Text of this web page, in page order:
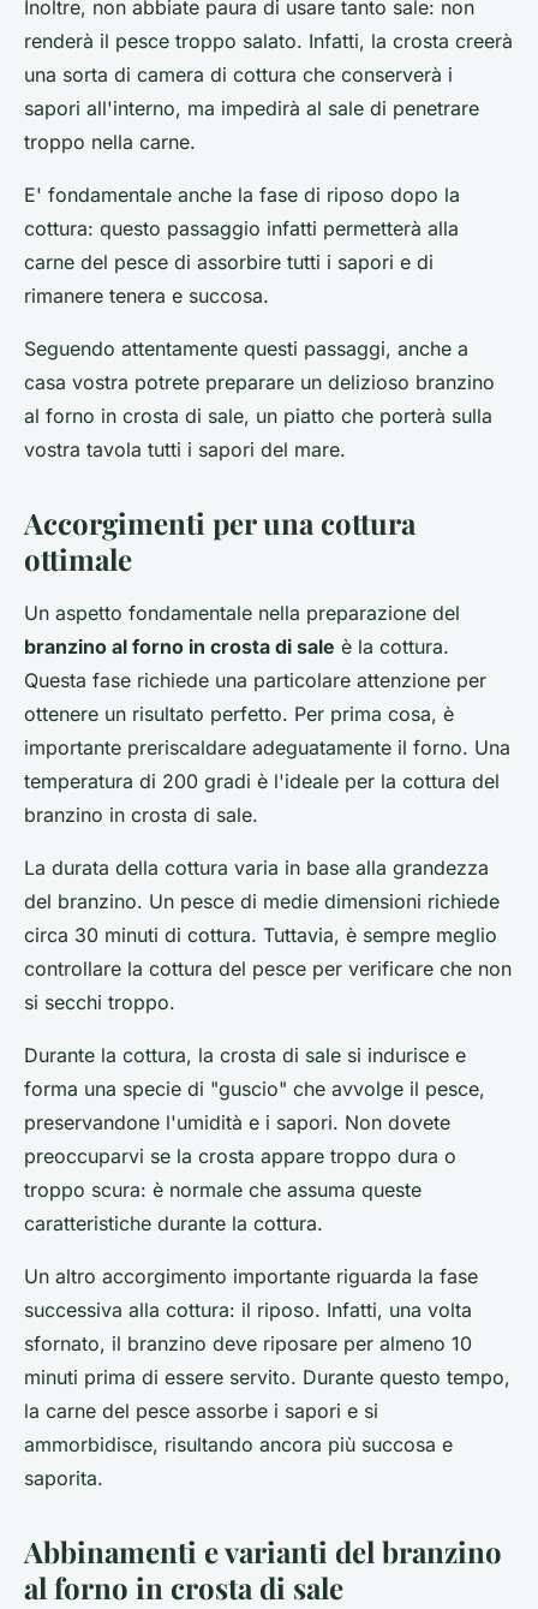
Inoltre, non abbiate paura di usare tanto sale: non
renderà il pesce troppo salato. Infatti, la crosta creerà
una sorta di camera di cottura che conserverà i
sapori all'interno, ma impedirà al sale di penetrare
troppo nella carne.
E' fondamentale anche la fase di riposo dopo la
cottura: questo passaggio infatti permetterà alla
carne del pesce di assorbire tutti i sapori e di
rimanere tenera e succosa.
Seguendo attentamente questi passaggi, anche a
casa vostra potrete preparare un delizioso branzino
al forno in crosta di sale, un piatto che porterà sulla
vostra tavola tutti i sapori del mare.
Accorgimenti per una cottura
ottimale
Un aspetto fondamentale nella preparazione del
branzino al forno in crosta di sale è la cottura.
Questa fase richiede una particolare attenzione per
ottenere un risultato perfetto. Per prima cosa, è
importante preriscaldare adeguatamente il forno. Una
temperatura di 200 gradi è l'ideale per la cottura del
branzino in crosta di sale.
La durata della cottura varia in base alla grandezza
del branzino. Un pesce di medie dimensioni richiede
circa 30 minuti di cottura. Tuttavia, è sempre meglio
controllare la cottura del pesce per verificare che non
si secchi troppo.
Durante la cottura, la crosta di sale si indurisce e
forma una specie di "guscio" che avvolge il pesce,
preservandone l'umidità e i sapori. Non dovete
preoccuparvi se la crosta appare troppo dura o
troppo scura: è normale che assuma queste
caratteristiche durante la cottura.
Un altro accorgimento importante riguarda la fase
successiva alla cottura: il riposo. Infatti, una volta
sfornato, il branzino deve riposare per almeno 10
minuti prima di essere servito. Durante questo tempo,
la carne del pesce assorbe i sapori e si
ammorbidisce, risultando ancora più succosa e
saporita.
Abbinamenti e varianti del branzino
al forno in crosta di sale